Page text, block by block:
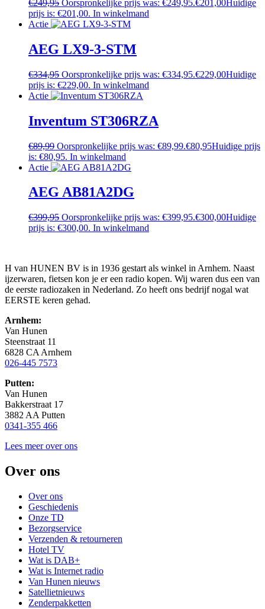
€249,95 Oorspronkelijke prijs was: €249,95.€201,00Huidige
prijs is: €201,00. In winkelmand
Actie
AEG LX9-3-STM
€334,95 Oorspronkelijke prijs was: €334,95.€229,00Huidige
prijs is: €229,00. In winkelmand
Actie
Inventum ST306RZA
€89,99 Oorspronkelijke prijs was: €89,99.€80,95Huidige prijs
is: €80,95. In winkelmand
Actie
AEG AB81A2DG
€399,95 Oorspronkelijke prijs was: €399,95.€300,00Huidige
prijs is: €300,00. In winkelmand
H van HUNEN BV is in 1936 gestart als winkel in Arnhem. Naast
ijzerwaren, fietsen kon je er een radio kopen. Wij waren dus een van
de eerste radiozaken in Nederland. Zo heeft ons bedrijf nogal wat
EERSTE keren gehad.
Arnhem:
Van Hunen
Steenstraat 11
6828 CA Arnhem
026-445 7573
Putten:
Van Hunen
Bakkerstraat 17
3882 AA Putten
0341-355 466
Lees meer over ons
Over ons
Over ons
Geschiedenis
Onze TD
Bezorgservice
Verzenden & retourneren
Hotel TV
Wat is DAB+
Wat is Internet radio
Van Hunen nieuws
Satellietnieuws
Zenderpakketten